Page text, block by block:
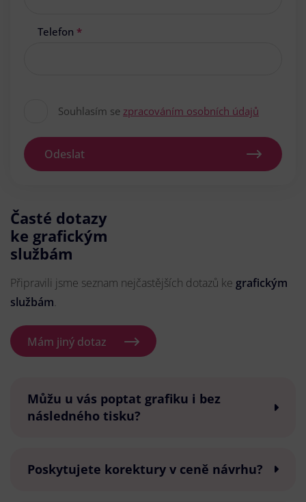
Telefon *
Souhlasím se zpracováním osobních údajů
Odeslat
Časté dotazy
ke grafickým
službám
Připravili jsme seznam nejčastějších dotazů ke grafickým
službám.
Mám jiný dotaz
Můžu u vás poptat grafiku i bez
následného tisku?
Poskytujete korektury v ceně návrhu?